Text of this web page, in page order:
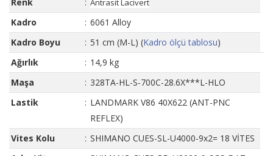
Renk
: Antrasit Lacivert
Kadro : 6061 Alloy
Kadro Boyu
: 51 cm (M-L) (Kadro ölçü tablosu)
Ağırlık
: 14,9 kg
Maşa
: 328TA-HL-S-700C-28.6X***L-HLO
Lastik
: LANDMARK V86 40X622 (ANT-PNC
REFLEX)
Vites Kolu
: SHIMANO CUES-SL-U4000-9x2= 18 VİTES